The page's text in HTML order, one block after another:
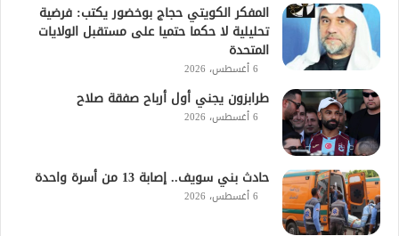
المفكر الكويتي حجاج بوخضور يكتب: فرضية
تحليلية لا حكما حتميا على مستقبل الولايات
المتحدة
6 أغسطس، 2026
طرابزون يجني أول أرباح صفقة صلاح
6 أغسطس، 2026
حادث بني سويف.. إصابة 13 من أسرة واحدة
6 أغسطس، 2026